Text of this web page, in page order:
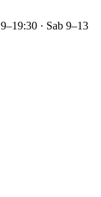
· Sab 9–13